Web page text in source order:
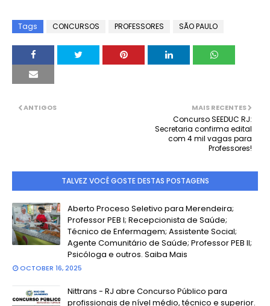
Tags CONCURSOS PROFESSORES SÃO PAULO
MAIS RECENTES
Concurso SEEDUC RJ:
Secretaria confirma edital
com 4 mil vagas para
Professores!
ANTIGOS
TALVEZ VOCÊ GOSTE DESTAS POSTAGENS
Aberto Proceso Seletivo para Merendeira;
Professor PEB I; Recepcionista de Saúde;
Técnico de Enfermagem; Assistente Social;
Agente Comunitário de Saúde; Professor PEB II;
Psicóloga e outros. Saiba Mais
OCTOBER 16, 2025
Nittrans - RJ abre Concurso Público para
profissionais de nível médio, técnico e superior.